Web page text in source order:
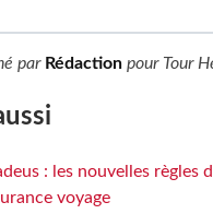
par Rédaction pour Tour
: les nouvelles règles
voyage